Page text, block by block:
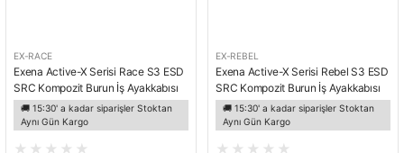
EX-RACE
Exena Active-X Serisi Race S3 ESD
SRC Kompozit Burun İş Ayakkabısı
🚚 15:30' a kadar siparişler Stoktan
Aynı Gün Kargo
EX-REBEL
Exena Active-X Serisi Rebel S3 ESD
SRC Kompozit Burun İş Ayakkabısı
🚚 15:30' a kadar siparişler Stoktan
Aynı Gün Kargo